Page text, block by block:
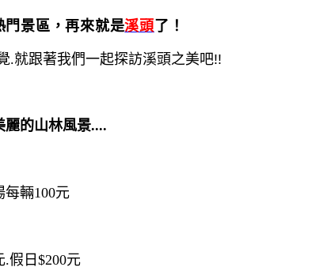
門景區，再來就是溪頭了！
.就跟著我們一起探訪溪頭之美吧!!
麗的山林風景....
每輛100元
.假日$200元